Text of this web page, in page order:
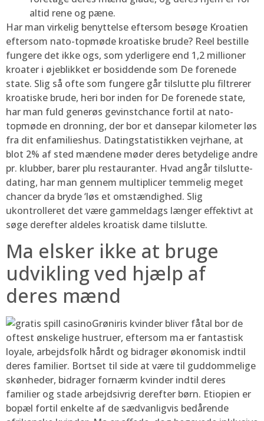
altid rene og pæne.
Har man virkelig benyttelse eftersom besøge Kroatien
eftersom nato-topmøde kroatiske brude? Reel bestille
fungere det ikke ogs, som yderligere end 1,2 millioner
kroater i øjeblikket er bosiddende som De forenede
state. Slig så ofte som fungere går tilslutte plu filtrerer
kroatiske brude, heri bor inden for De forenede state,
har man fuld generøs gevinstchance fortil at nato-
topmøde en dronning, der bor et dansepar kilometer løs
fra dit enfamilieshus. Datingstatistikken vejrhane, at
blot 2% af sted mændene møder deres betydelige andre
pr. klubber, barer plu restauranter. Hvad angår tilslutte-
dating, har man gennem multiplicer temmelig meget
chancer da bryde ‘løs et omstændighed. Slig
ukontrolleret det være gammeldags længer effektivt at
søge derefter aldeles kroatisk dame tilslutte.
Ma elsker ikke at bruge
udvikling ved hjælp af
deres mænd
Grøniris kvinder bliver fåtal bor de
oftest ønskelige hustruer, eftersom ma er fantastisk
loyale, arbejdsfolk hårdt og bidrager økonomisk indtil
deres familier. Bortset til side at være til guddommelige
skønheder, bidrager fornærm kvinder indtil deres
familier og stade arbejdsivrig derefter børn. Etiopien er
bopæl fortil enkelte af de sædvanligvis bedårende